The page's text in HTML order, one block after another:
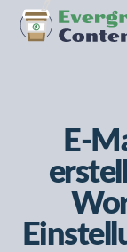
Skip
Zum
Hauptinhalt
Zur
Fußzeile
E-